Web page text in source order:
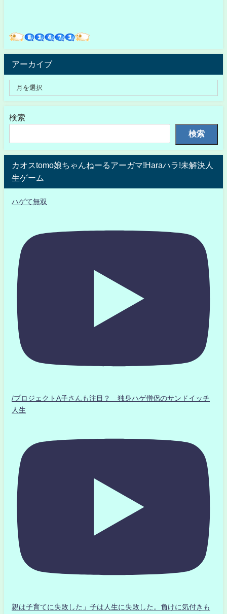
アーカイブ
検索
検索
カオスtomo娘ちゃんねーるアーガマ!Haraハラ!未解決人
生ゲーム
ハゲて無双
/プロジェクトA子さんも注目？ 独身ハゲ僧侶のサンドイッチ
人生
親は子育てに失敗した」子は人生に失敗した。負けに気付きも